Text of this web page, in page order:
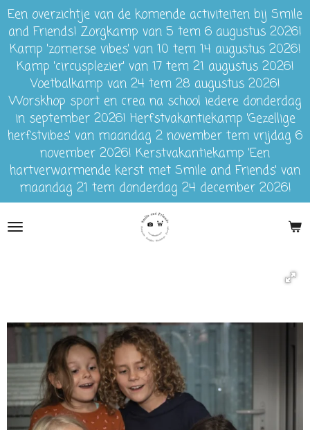
Ga
direct
naar
de
hoofdinhoud
Een overzichtje van de komende activiteiten bij Smile
and Friends! Zorgkamp van 5 tem 6 augustus 2026!
Kamp 'zomerse vibes' van 10 tem 14 augustus 2026!
Kamp 'circusplezier' van 17 tem 21 augustus 2026!
Voetbalkamp van 24 tem 28 augustus 2026!
Worskhop sport en crea na school iedere donderdag
in september 2026! Herfstvakantiekamp 'Gezellige
herfstvibes' van maandag 2 november tem vrijdag 6
november 2026! Kerstvakantiekamp 'Een
hartverwarmende kerst met Smile and Friends' van
maandag 21 tem donderdag 24 december 2026!